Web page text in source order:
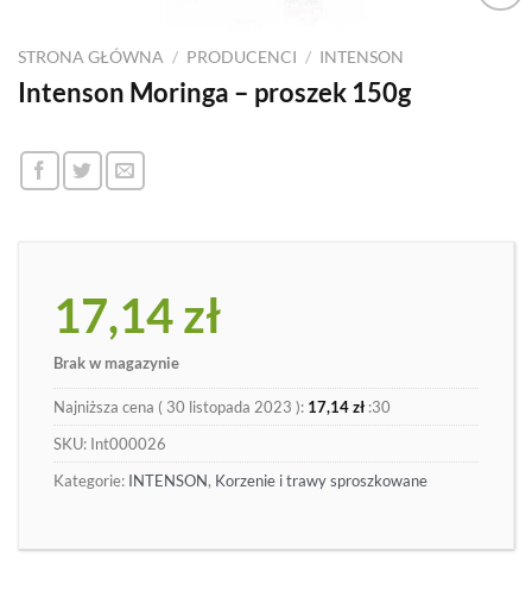
STRONA GŁÓWNA / PRODUCENCI / INTENSON
Intenson Moringa – proszek 150g
17,14zł
Brak w magazynie
Najniższa cena ( 30 listopada 2023 ): 17,14zł :30
SKU: Int000026
Kategorie: INTENSON, Korzenie i trawy sproszkowane